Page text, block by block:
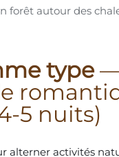
forêt autour des
type
5 nuits)
alterner activités